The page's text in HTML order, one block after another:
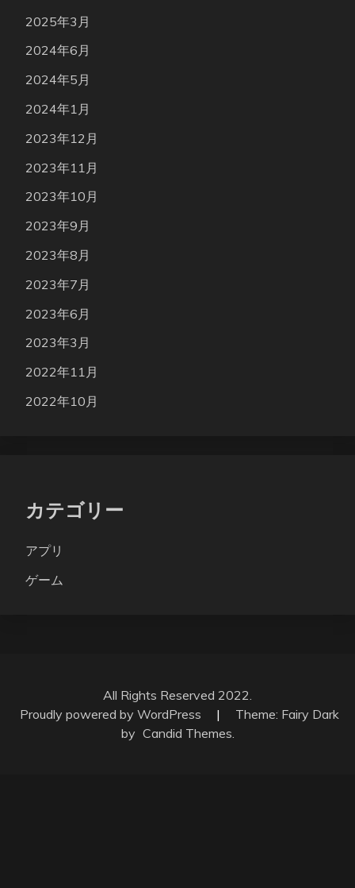
2025年3月
2024年6月
2024年5月
2024年1月
2023年12月
2023年11月
2023年10月
2023年9月
2023年8月
2023年7月
2023年6月
2023年3月
2022年11月
2022年10月
カテゴリー
アプリ
ゲーム
All Rights Reserved 2022.
Proudly powered by WordPress
|
Theme: Fairy Dark
by Candid Themes